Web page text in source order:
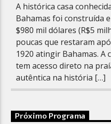
A histórica casa
Bahamas foi construída
$980 mil dólares (R$5
poucas que restaram
1920 atingir Bahamas. A
tem acesso direto na
autêntica na história […]
Próximo Programa